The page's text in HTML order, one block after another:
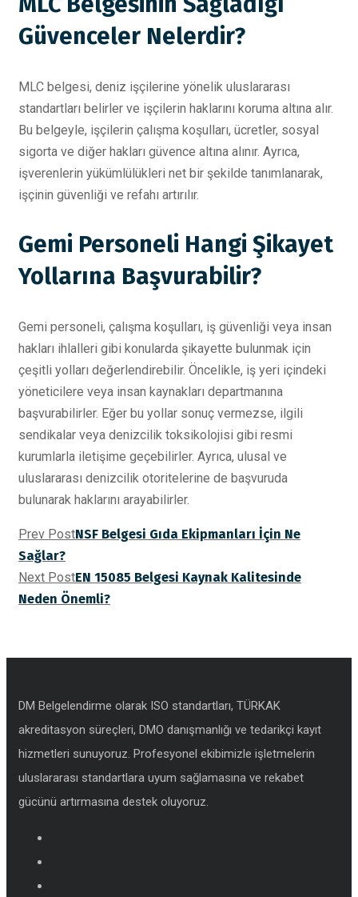
Güvenceler Nelerdir?
MLC belgesi, deniz işçilerine yönelik uluslararası
standartları belirler ve işçilerin haklarını koruma altına alır.
Bu belgeyle, işçilerin çalışma koşulları, ücretler, sosyal
sigorta ve diğer hakları güvence altına alınır. Ayrıca,
işverenlerin yükümlülükleri net bir şekilde tanımlanarak,
işçinin güvenliği ve refahı artırılır.
Gemi Personeli Hangi Şikayet
Yollarına Başvurabilir?
Gemi personeli, çalışma koşulları, iş güvenliği veya insan
hakları ihlalleri gibi konularda şikayette bulunmak için
çeşitli yolları değerlendirebilir. Öncelikle, iş yeri içindeki
yöneticilere veya insan kaynakları departmanına
başvurabilirler. Eğer bu yollar sonuç vermezse, ilgili
sendikalar veya denizcilik toksikolojisi gibi resmi
kurumlarla iletişime geçebilirler. Ayrıca, ulusal ve
uluslararası denizcilik otoritelerine de başvuruda
bulunarak haklarını arayabilirler.
Prev PostNSF Belgesi Gıda Ekipmanları İçin Ne
Sağlar?
Next PostEN 15085 Belgesi Kaynak Kalitesinde
Neden Önemli?
DM Belgelendirme olarak ISO standartları, TÜRKAK
akreditasyon süreçleri, DMO danışmanlığı ve tedarikçi kayıt
hizmetleri sunuyoruz. Profesyonel ekibimizle işletmelerin
uluslararası standartlara uyum sağlamasına ve rekabet
gücünü artırmasına destek oluyoruz.